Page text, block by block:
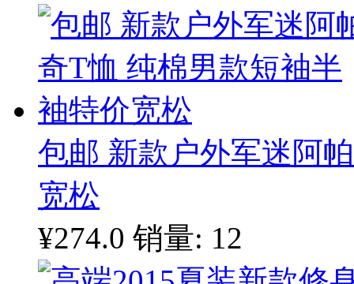
包邮 新款户外军迷阿
宽松
¥274.0 销量: 12